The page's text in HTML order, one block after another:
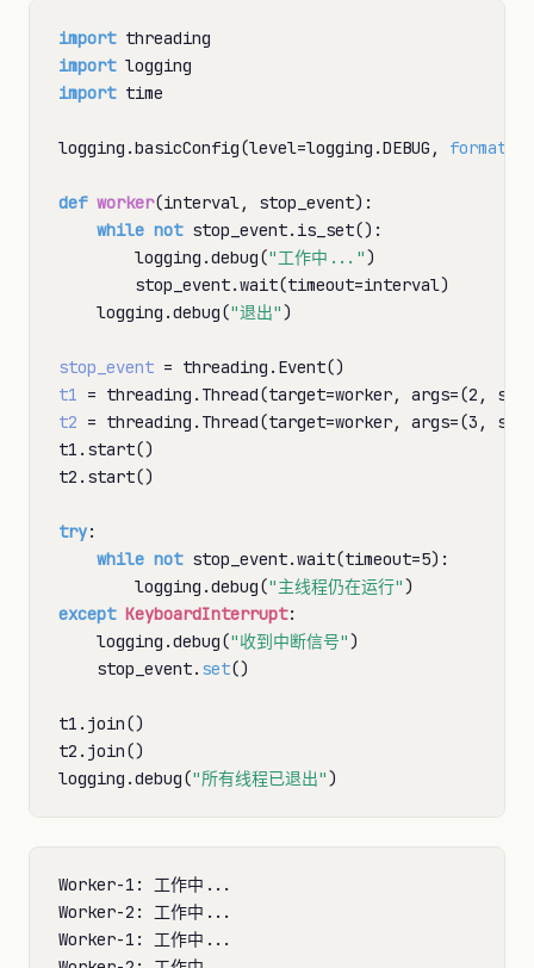
import
import
import time
logging.basicConfig(level=logging.DEBUG, format
def worker(interval, stop_event):
while not stop_event.is_set():
        logging.debug(
"工作中...")
        stop_event.wait(timeout
=interval)
    logging.debug(
"退出")
stop_event =
t1 = threading.Thread(target=worker, args=(2,
t2 = threading.Thread(target=worker, args=(3,
t1.start()
t2.start()
try:
while not stop_event.wait(timeout=5):
        logging.debug(
"主线程仍在运行"
except KeyboardInterrupt:
    logging.debug(
"收到中断信号")
    stop_event.
set()
t1.join()
t2.join()
logging.debug("所有线程已退出"
Worker-1: 工作中...
Worker-2: 工作中...
Worker-1: 工作中...